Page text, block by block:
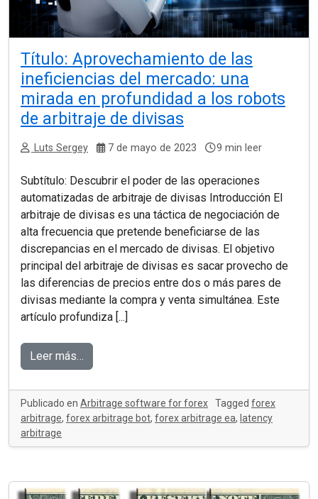
Título: Aprovechamiento de las
ineficiencias del mercado: una
mirada en profundidad a los robots
de arbitraje de divisas
Luts Sergey 7 de mayo de 2023 9 min leer
Subtítulo: Descubrir el poder de las operaciones
automatizadas de arbitraje de divisas Introducción El
arbitraje de divisas es una táctica de negociación de
alta frecuencia que pretende beneficiarse de las
discrepancias en el mercado de divisas. El objetivo
principal del arbitraje de divisas es sacar provecho de
las diferencias de precios entre dos o más pares de
divisas mediante la compra y venta simultánea. Este
artículo profundiza [...]
Leer más…
Publicado en Arbitrage software for forex Tagged forex
arbitrage, forex arbitrage bot, forex arbitrage ea, latency
arbitrage